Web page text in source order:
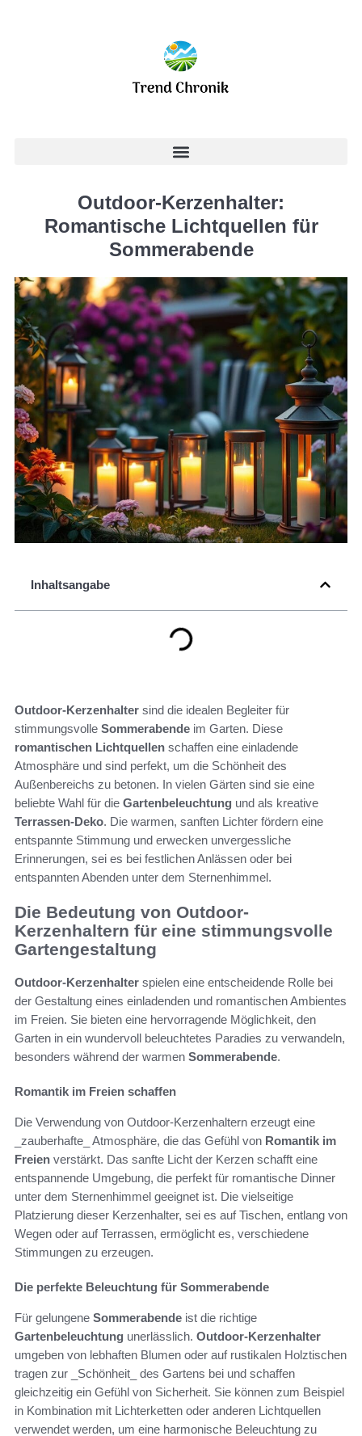
Outdoor-Kerzenhalter:
Romantische Lichtquellen für
Sommerabende
Inhaltsangabe
Outdoor-Kerzenhalter sind die idealen Begleiter für
stimmungsvolle Sommerabende im Garten. Diese
romantischen Lichtquellen schaffen eine einladende
Atmosphäre und sind perfekt, um die Schönheit des
Außenbereichs zu betonen. In vielen Gärten sind sie eine
beliebte Wahl für die Gartenbeleuchtung und als kreative
Terrassen-Deko. Die warmen, sanften Lichter fördern eine
entspannte Stimmung und erwecken unvergessliche
Erinnerungen, sei es bei festlichen Anlässen oder bei
entspannten Abenden unter dem Sternenhimmel.
Die Bedeutung von Outdoor-
Kerzenhaltern für eine stimmungsvolle
Gartengestaltung
Outdoor-Kerzenhalter spielen eine entscheidende Rolle bei
der Gestaltung eines einladenden und romantischen Ambientes
im Freien. Sie bieten eine hervorragende Möglichkeit, den
Garten in ein wundervoll beleuchtetes Paradies zu verwandeln,
besonders während der warmen Sommerabende.
Romantik im Freien schaffen
Die Verwendung von Outdoor-Kerzenhaltern erzeugt eine
_zauberhafte_ Atmosphäre, die das Gefühl von Romantik im
Freien verstärkt. Das sanfte Licht der Kerzen schafft eine
entspannende Umgebung, die perfekt für romantische Dinner
unter dem Sternenhimmel geeignet ist. Die vielseitige
Platzierung dieser Kerzenhalter, sei es auf Tischen, entlang von
Wegen oder auf Terrassen, ermöglicht es, verschiedene
Stimmungen zu erzeugen.
Die perfekte Beleuchtung für Sommerabende
Für gelungene Sommerabende ist die richtige
Gartenbeleuchtung unerlässlich. Outdoor-Kerzenhalter
umgeben von lebhaften Blumen oder auf rustikalen Holztischen
tragen zur _Schönheit_ des Gartens bei und schaffen
gleichzeitig ein Gefühl von Sicherheit. Sie können zum Beispiel
in Kombination mit Lichterketten oder anderen Lichtquellen
verwendet werden, um eine harmonische Beleuchtung zu